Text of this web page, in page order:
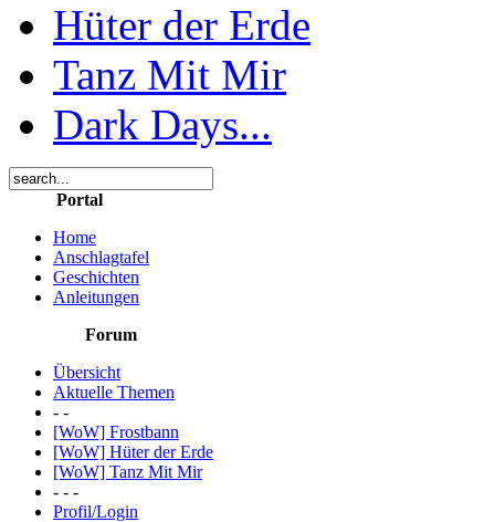
Hüter der Erde
Tanz Mit Mir
Dark Days...
Portal
Home
Anschlagtafel
Geschichten
Anleitungen
Forum
Übersicht
Aktuelle Themen
- -
[WoW] Frostbann
[WoW] Hüter der Erde
[WoW] Tanz Mit Mir
- - -
Profil/Login